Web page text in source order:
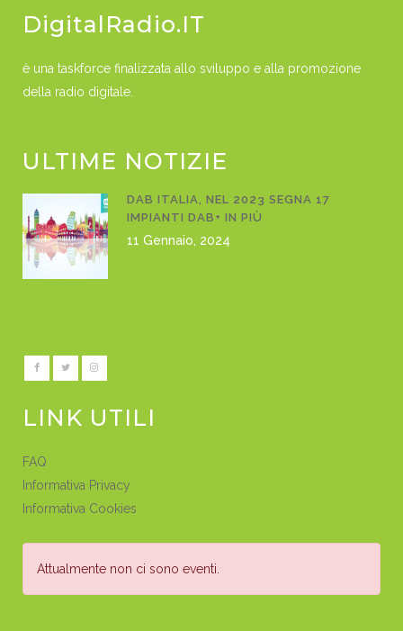
DigitalRadio.IT
è una taskforce finalizzata allo sviluppo e alla promozione
della radio digitale.
ULTIME NOTIZIE
DAB ITALIA, NEL 2023 SEGNA 17
IMPIANTI DAB+ IN PIÙ
11 Gennaio, 2024
LINK UTILI
FAQ
Informativa Privacy
Informativa Cookies
Attualmente non ci sono eventi.